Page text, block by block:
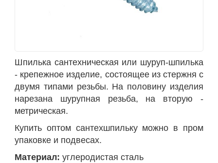
Шпилька сантехническая или шуруп-шпилька
- крепежное изделие, состоящее из стержня с
двумя типами резьбы. На половину изделия
нарезана шурупная резьба, на вторую -
метрическая.
Купить оптом сантехшпильку можно в пром
упаковке и подвесах.
Материал: углеродистая сталь